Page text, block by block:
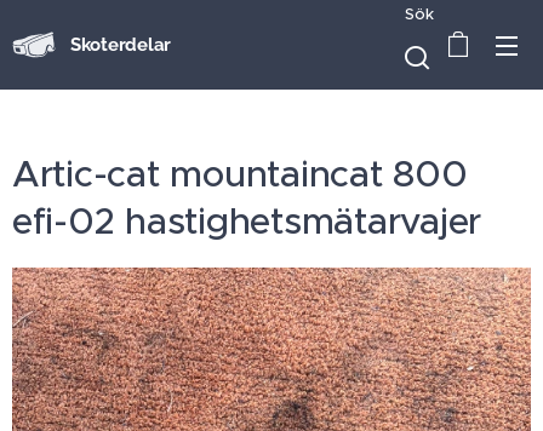
Skoterdelar
Sök
Artic-cat mountaincat 800
efi-02 hastighetsmätarvajer